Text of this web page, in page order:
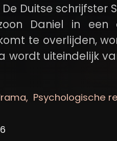
Duitse
Daniel in
te overlijden,
wordt uiteindelijk
hun
Psychologische
6